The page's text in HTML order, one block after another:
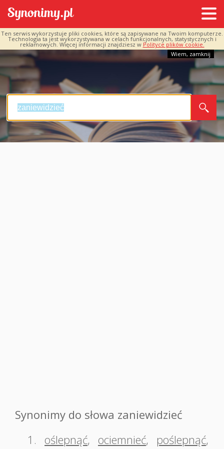
Ten serwis wykorzystuje pliki cookies, które są zapisywane na Twoim komputerze.
Technologia ta jest wykorzystywana w celach funkcjonalnych, statystycznych i
reklamowych. Więcej informacji znajdziesz w Polityce plików cookie.
Wiem, zamknij
Synonimy do słowa zaniewidzieć
1.
oślepnąć, ociemnieć, poślepnąć,